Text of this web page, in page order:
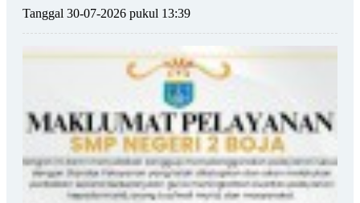
Tanggal 30-07-2026 pukul 13:39